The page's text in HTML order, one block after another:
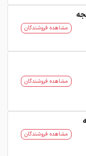
مشاهده فروشندگان
مشاهده فروشندگان
مشاهده فروشندگان